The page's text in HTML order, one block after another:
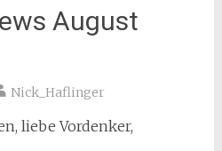
August
Nick_Haflinger
liebe Vordenker,